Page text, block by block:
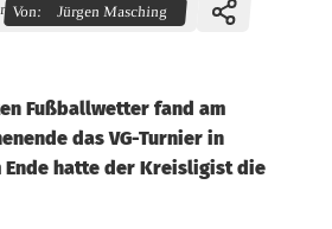
Von: Jürgen Masching
Fußballwetter fand am
das VG-Turnier in
Ende hatte der Kreisligist die